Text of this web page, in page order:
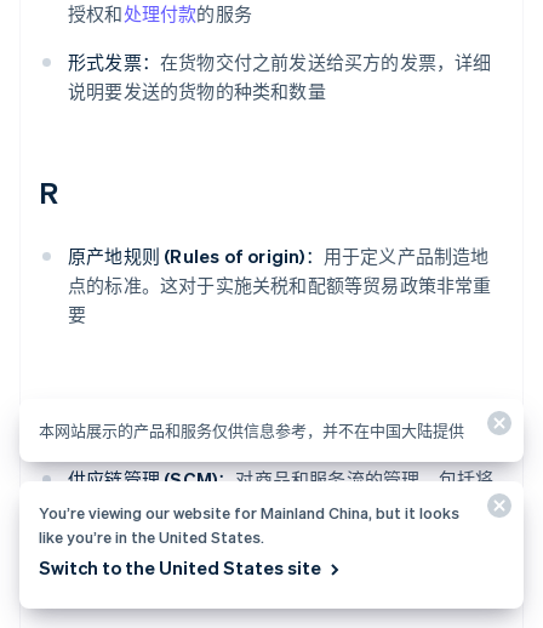
授权和处理付款的服务
形式发票： 在货物交付之前发送给买方的发票，详细
说明要发送的货物的种类和数量
R
原产地规则 (Rules of origin)： 用于定义产品制造地
点的标准。这对于实施关税和配额等贸易政策非常重
要
S
供应链管理 (SCM)：对商品和服务流的管理，包括将
原材料转化为最终产品的所有过程
库存量单位 (SKU)：每个不同产品和服务的唯一标识
本网站展示的产品和服务仅供信息参考，并不在中国大陆提供
You’re viewing our website for Mainland China, but it looks
like you’re in the United States.
Switch to the United States site